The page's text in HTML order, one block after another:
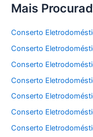
Mais
Conserto
Conserto
Conserto
Conserto
Conserto
Conserto
Conserto